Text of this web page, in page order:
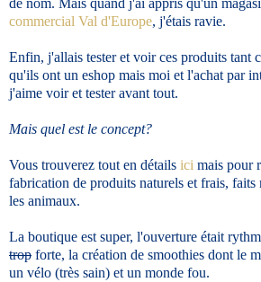
de nom. Mais quand j'ai appris qu'un
commercial Val d'Europe, j'étais ravie.
Enfin, j'allais tester et voir ces produits tant
qu'ils ont un eshop mais moi et l'achat par
j'aime voir et tester avant tout.
Mais quel est le concept?
Vous trouverez tout en détails ici mais pour
fabrication de produits naturels et frais, faits
les animaux.
La boutique est super, l'ouverture était
trop forte, la création de smoothies dont le
un vélo (très sain) et un monde fou.